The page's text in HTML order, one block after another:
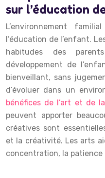
sur l’éducation
L’environnement
l’éducation de l’enfant.
habitudes des
développement de
bienveillant, sans
d’évoluer dans un
bénéfices de l’art et de
peuvent apporter
créatives sont
et la créativité. Les arts
concentration, la patience